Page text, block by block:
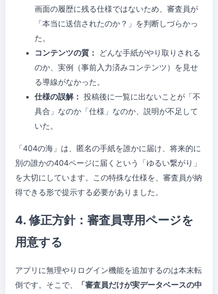
画面の履歴に残る仕様ではないため、審査員が
「本当に送信されたのか？」を判断しづらかっ
た。
コンテンツの質：
どんな手紙がやり取りされる
のか、実例（事前入力済みコンテンツ）を見せ
る導線がなかった。
仕様の誤解： 投稿後に一覧に出ないことが「不
具合」なのか「仕様」なのか、説明が不足して
いた。
「404の海」は、匿名の手紙を誰かに届け、将来的に
別の誰かの404ページに届くという「ゆるい繋がり」
を大切にしています。この特殊な仕様を、審査員が納
得できる形で提示する必要がありました。
4. 修正方針：審査員専用ページを
用意する
アプリに無理やりログイン機能を追加するのは本末転
倒です。そこで、
「審査員だけが実データベースの中